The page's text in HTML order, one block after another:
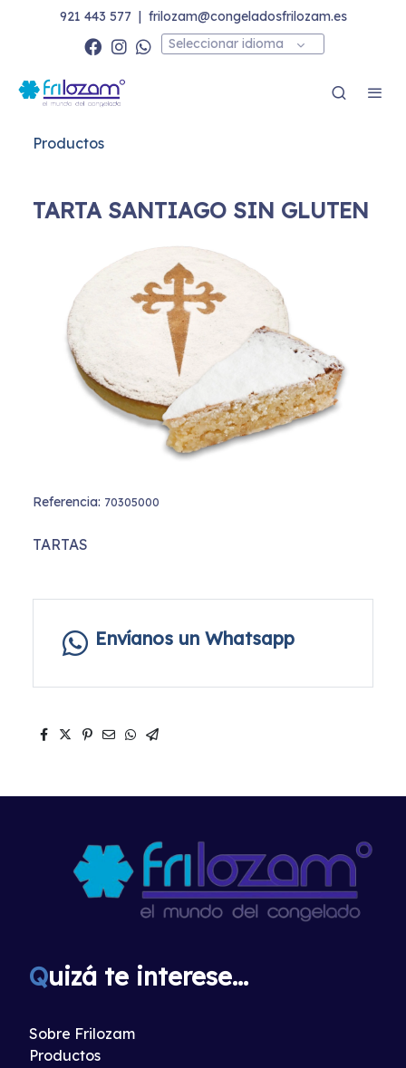
921 443 577 | frilozam@congeladosfrilozam.es
Seleccionar idioma
Productos
TARTA SANTIAGO SIN GLUTEN
Referencia: 70305000
TARTAS
Envíanos un Whatsapp
Quizá te interese...
Sobre Frilozam
Productos